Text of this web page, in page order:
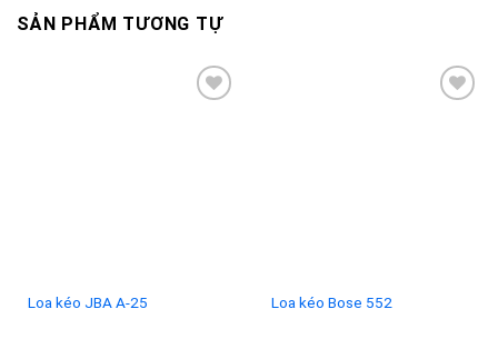
SẢN PHẨM TƯƠNG TỰ
Loa kéo JBA A-25 Loa kéo Bose 552